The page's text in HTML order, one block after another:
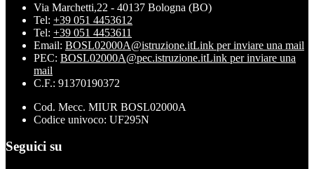
Via Marchetti,22 - 40137 Bologna (BO)
Tel: +39 051 4453612
Tel: +39 051 4453611
Email: BOSL02000A@istruzione.itLink per inviare una mail
PEC: BOSL02000A@pec.istruzione.itLink per inviare una
mail
C.F.: 91370190372
Cod. Mecc. MIUR BOSL02000A
Codice univoco: UF295N
Seguici su